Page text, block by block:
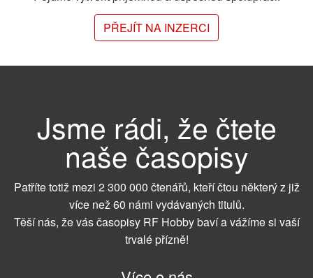
PŘEJÍT NA INZERCI
Jsme rádi, že čtete
naše časopisy
Patříte totiž mezi 2 300 000 čtenářů, kteří čtou některý z již
více než 60 námi vydávaných titulů.
Těší nás, že vás časopisy RF Hobby baví a vážíme si vaší
trvalé přízně!